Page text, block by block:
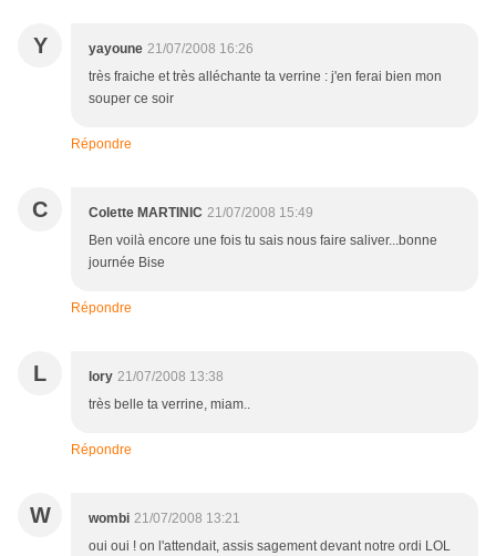
Y yayoune 21/07/2008 16:26
très fraiche et très alléchante ta verrine : j'en ferai bien mon
souper ce soir
Répondre
C Colette MARTINIC 21/07/2008 15:49
Ben voilà encore une fois tu sais nous faire saliver...bonne
journée Bise
Répondre
L lory 21/07/2008 13:38
très belle ta verrine, miam..
Répondre
W wombi 21/07/2008 13:21
oui oui ! on l'attendait, assis sagement devant notre ordi LOL